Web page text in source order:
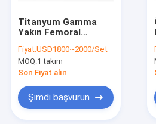
Titanyum Gamma
Yakın Femoral
İmplant Enstrüman
Seti Femur
Intramedullary
Fiyat:USD1800~2000/Set
MOQ:1 takım
Son Fiyat alın
Şimdi başvurun